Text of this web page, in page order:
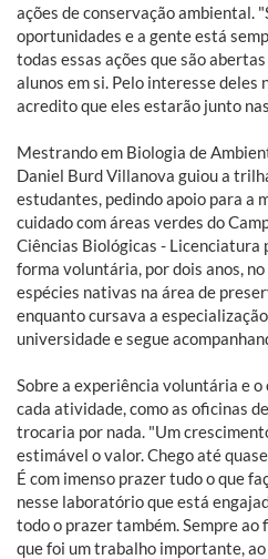
ações de conservação ambiental.
oportunidades e a gente está
todas essas ações que são
alunos em si. Pelo interesse deles
acredito que eles estarão junto
Mestrando em Biologia de
Daniel Burd Villanova guiou a
estudantes, pedindo apoio para a
cuidado com áreas verdes do
Ciências Biológicas - Licenciatura
forma voluntária, por dois anos,
espécies nativas na área de
enquanto cursava a
universidade e segue
Sobre a experiência voluntária e o
cada atividade, como as oficinas
trocaria por nada. "Um
estimável o valor. Chego até
É com imenso prazer tudo o que
nesse laboratório que está
todo o prazer também. Sempre ao
que foi um trabalho importante,